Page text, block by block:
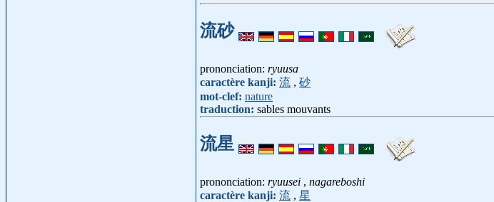
流砂
prononciation: ryuusa
caractère kanji: 流 , 砂
mot-clef: nature
traduction: sables mouvants
流星
prononciation: ryuusei , nagareboshi
caractère kanji: 流 , 星